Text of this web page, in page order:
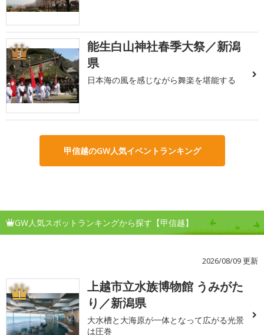
3
能生白山神社春季大祭／新潟
県
日本海の風を感じながら舞楽を堪能する
甲信越のGW人気イベントランキング
GW人気スポットランキングから探す【甲信越】
2026/08/09 更新
1
上越市立水族博物館 うみがた
り／新潟県
大水槽と大海原が一体となって広がる光景
は圧巻